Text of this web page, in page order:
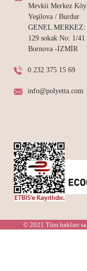
Mevkii Merkez Köy
Yeşilova / Burdur
GENEL MERKEZ:
129 sokak No: 1/41
Bornova -İZMİR
0 232 375 15 69
info@polyetta.com
© 2021 Tüm hakları